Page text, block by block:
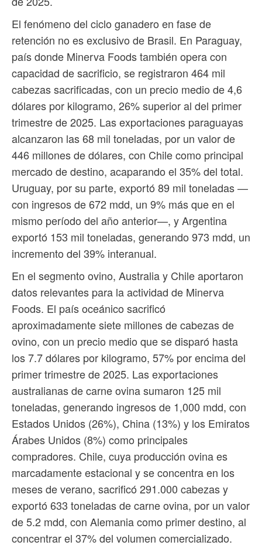
El fenómeno del ciclo ganadero en fase de
retención no es exclusivo de Brasil. En Paraguay,
país donde Minerva Foods también opera con
capacidad de sacrificio, se registraron 464 mil
cabezas sacrificadas, con un precio medio de 4,6
dólares por kilogramo, 26% superior al del primer
trimestre de 2025. Las exportaciones paraguayas
alcanzaron las 68 mil toneladas, por un valor de
446 millones de dólares, con Chile como principal
mercado de destino, acaparando el 35% del total.
Uruguay, por su parte, exportó 89 mil toneladas —
con ingresos de 672 mdd, un 9% más que en el
mismo período del año anterior—, y Argentina
exportó 153 mil toneladas, generando 973 mdd, un
incremento del 39% interanual.
En el segmento ovino, Australia y Chile aportaron
datos relevantes para la actividad de Minerva
Foods. El país oceánico sacrificó
aproximadamente siete millones de cabezas de
ovino, con un precio medio que se disparó hasta
los 7.7 dólares por kilogramo, 57% por encima del
primer trimestre de 2025. Las exportaciones
australianas de carne ovina sumaron 125 mil
toneladas, generando ingresos de 1,000 mdd, con
Estados Unidos (26%), China (13%) y los Emiratos
Árabes Unidos (8%) como principales
compradores. Chile, cuya producción ovina es
marcadamente estacional y se concentra en los
meses de verano, sacrificó 291.000 cabezas y
exportó 633 toneladas de carne ovina, por un valor
de 5.2 mdd, con Alemania como primer destino, al
concentrar el 37% del volumen comercializado.